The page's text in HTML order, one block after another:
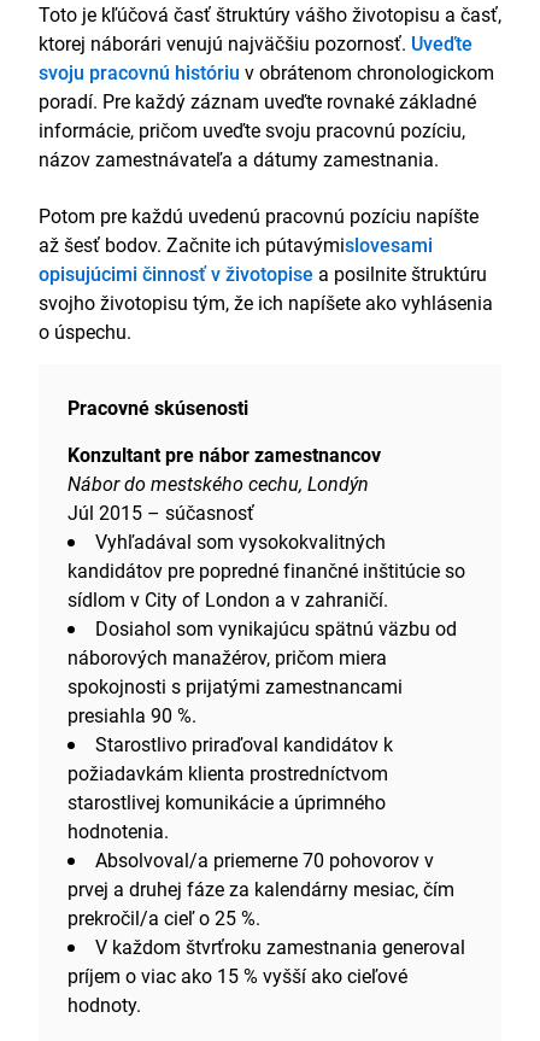
Toto je kľúčová časť štruktúry vášho životopisu a časť,
ktorej náborári venujú najväčšiu pozornosť. Uveďte
svoju pracovnú históriu v obrátenom chronologickom
poradí. Pre každý záznam uveďte rovnaké základné
informácie, pričom uveďte svoju pracovnú pozíciu,
názov zamestnávateľa a dátumy zamestnania.
Potom pre každú uvedenú pracovnú pozíciu napíšte
až šesť bodov. Začnite ich pútavýmislovesami
opisujúcimi činnosť v životopise a posilnite štruktúru
svojho životopisu tým, že ich napíšete ako vyhlásenia
o úspechu.
Pracovné skúsenosti
Konzultant pre nábor zamestnancov
Nábor do mestského cechu, Londýn
Júl 2015 – súčasnosť
Vyhľadával som vysokokvalitných
kandidátov pre popredné finančné inštitúcie so
sídlom v City of London a v zahraničí.
Dosiahol som vynikajúcu spätnú väzbu od
náborových manažérov, pričom miera
spokojnosti s prijatými zamestnancami
presiahla 90 %.
Starostlivo priraďoval kandidátov k
požiadavkám klienta prostredníctvom
starostlivej komunikácie a úprimného
hodnotenia.
Absolvoval/a priemerne 70 pohovorov v
prvej a druhej fáze za kalendárny mesiac, čím
prekročil/a cieľ o 25 %.
V každom štvrťroku zamestnania generoval
príjem o viac ako 15 % vyšší ako cieľové
hodnoty.